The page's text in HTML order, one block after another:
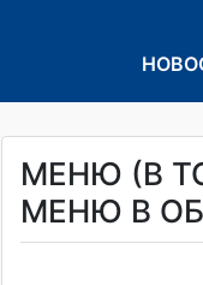
МЕНЮ (В
МЕНЮ В